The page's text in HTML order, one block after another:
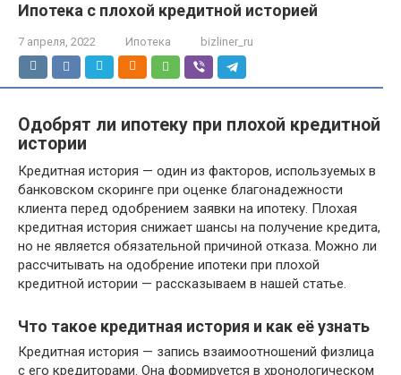
Ипотека с плохой кредитной историей
7 апреля, 2022 Ипотека bizliner_ru
Одобрят ли ипотеку при плохой кредитной
истории
Кредитная история — один из факторов, используемых в
банковском скоринге при оценке благонадежности
клиента перед одобрением заявки на ипотеку. Плохая
кредитная история снижает шансы на получение кредита,
но не является обязательной причиной отказа. Можно ли
рассчитывать на одобрение ипотеки при плохой
кредитной истории — рассказываем в нашей статье.
Что такое кредитная история и как её узнать
Кредитная история — запись взаимоотношений физлица
с его кредиторами. Она формируется в хронологическом